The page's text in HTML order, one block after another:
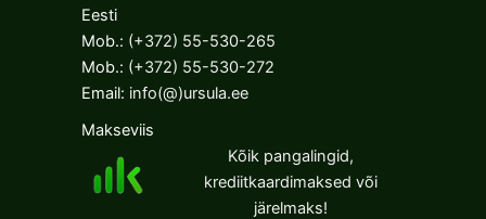
Eesti
Mob.: (+372) 55-530-265
Mob.: (+372) 55-530-272
Email: info(@)ursula.ee
Makseviis
Kõik pangalingid,
krediitkaardimaksed või
järelmaks!